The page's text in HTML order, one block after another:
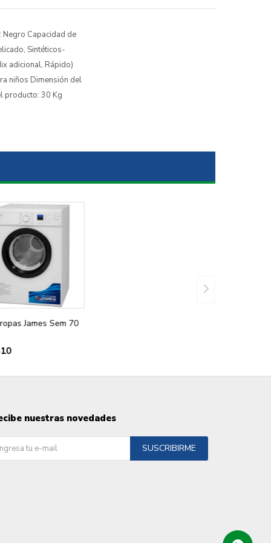
Capacidad de
Sintéticos-
adicional, Rápido)
niños Dimensión del
producto: 30 Kg
James Sem 70
nuestras novedades
SUSCRIBIRME